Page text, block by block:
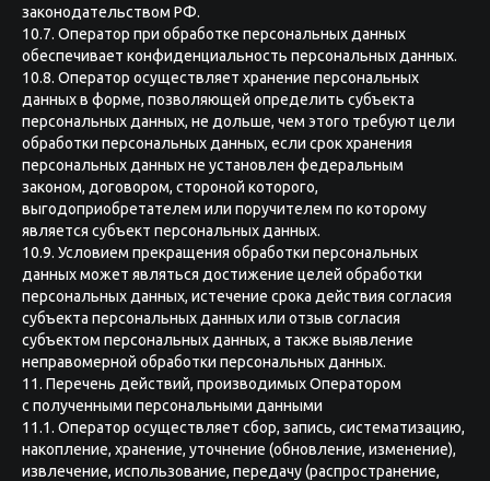
законодательством РФ.
10.7. Оператор при обработке персональных данных
обеспечивает конфиденциальность персональных данных.
10.8. Оператор осуществляет хранение персональных
данных в форме, позволяющей определить субъекта
персональных данных, не дольше, чем этого требуют цели
обработки персональных данных, если срок хранения
персональных данных не установлен федеральным
законом, договором, стороной которого,
выгодоприобретателем или поручителем по которому
является субъект персональных данных.
10.9. Условием прекращения обработки персональных
данных может являться достижение целей обработки
персональных данных, истечение срока действия согласия
субъекта персональных данных или отзыв согласия
субъектом персональных данных, а также выявление
неправомерной обработки персональных данных.
11. Перечень действий, производимых Оператором
с полученными персональными данными
11.1. Оператор осуществляет сбор, запись, систематизацию,
накопление, хранение, уточнение (обновление, изменение),
извлечение, использование, передачу (распространение,